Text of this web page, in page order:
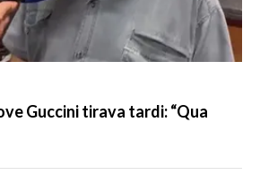
Guccini tirava tardi: “Qua